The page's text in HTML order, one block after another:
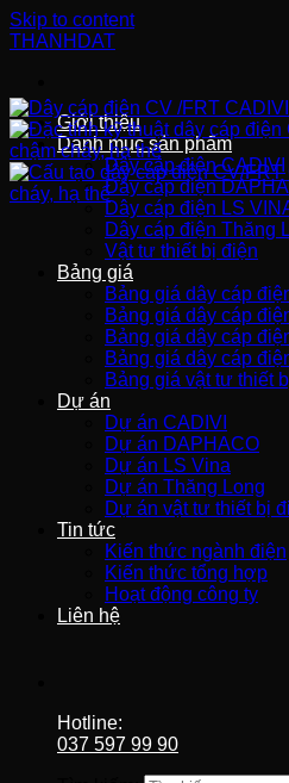
Skip to content
THANHDAT
Giới thiệu
Danh mục sản phẩm
Dây cáp điện CADIVI
Dây cáp điện
Dây cáp điện LS
Dây cáp điện Thăng
Vật tư thiết bị điện
Bảng giá
Bảng giá dây cáp
Bảng giá dây cáp
Bảng giá dây cáp
Bảng giá dây cáp
Bảng giá vật tư thiết
Dự án
Dự án CADIVI
Dự án DAPHACO
Dự án LS Vina
Dự án Thăng Long
Dự án vật tư thiết bị
Tin tức
Kiến thức ngành điện
Kiến thức tổng hợp
Hoạt động công ty
Liên hệ
Hotline:
037 597 99 90